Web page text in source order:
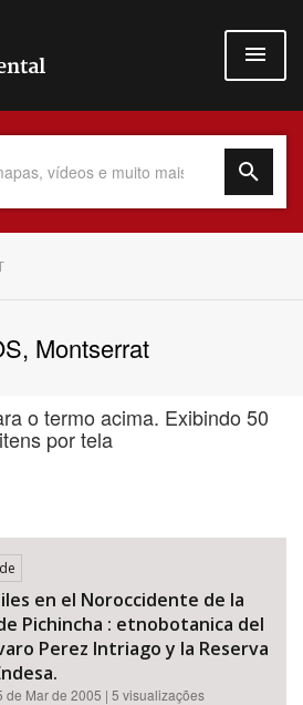
Montserrat
o termo acima. Exibindo 50
itens por tela
en el Noroccidente de la
Pichincha : etnobotanica del
Perez Intriago y la Reserva
de Mar de 2005 | 5 visualizações